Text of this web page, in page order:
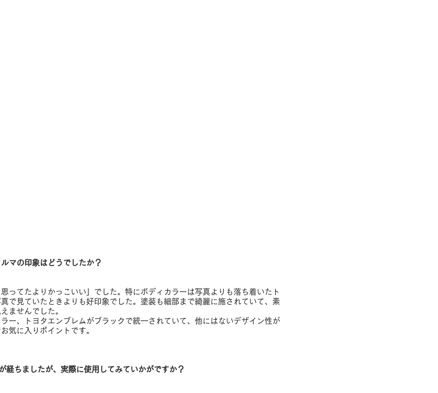
マの印象はどうでしたか？
ってたよりかっこいい」でした。特にボディカラーは写真よりも落ち着いたト
で見ていたときよりも好印象でした。塗装も細部まで綺麗に施されていて、素
ませんでした。
ー、トヨタエンブレムがブラックで統一されていて、他にはないデザイン性が
気に入りポイントです。
経ちましたが、実際に使用してみていかがですか？